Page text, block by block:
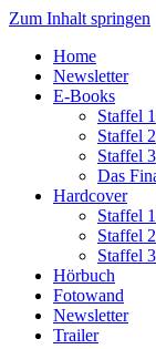
Zum Inhalt springen
Home
Newsletter
E-Books
Staffel 1
Staffel 2
Staffel 3
Das
Hardcover
Staffel
Staffel
Staffel
Hörbuch
Fotowand
Newsletter
Trailer